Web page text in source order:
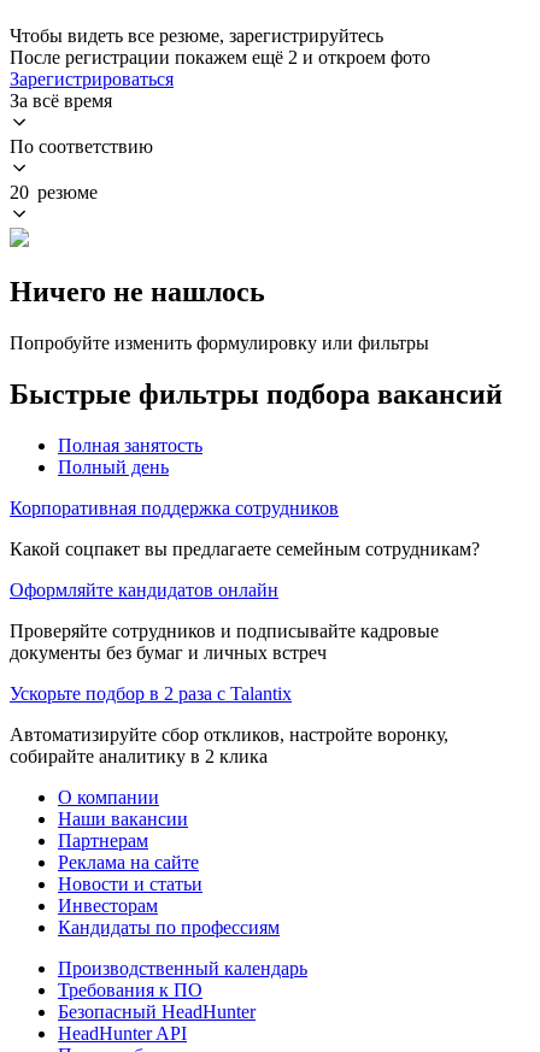
Чтобы видеть все резюме, зарегистрируйтесь
После регистрации покажем ещё 2 и откроем фото
Зарегистрироваться
За всё время
По соответствию
20 резюме
Ничего не нашлось
Попробуйте изменить формулировку или фильтры
Быстрые фильтры подбора вакансий
Полная занятость
Полный день
Корпоративная поддержка сотрудников
Какой соцпакет вы предлагаете семейным сотрудникам?
Оформляйте кандидатов онлайн
Проверяйте сотрудников и подписывайте кадровые
документы без бумаг и личных встреч
Ускорьте подбор в 2 раза с Talantix
Автоматизируйте сбор откликов, настройте воронку,
собирайте аналитику в 2 клика
О компании
Наши вакансии
Партнерам
Реклама на сайте
Новости и статьи
Инвесторам
Кандидаты по профессиям
Производственный календарь
Требования к ПО
Безопасный HeadHunter
HeadHunter API